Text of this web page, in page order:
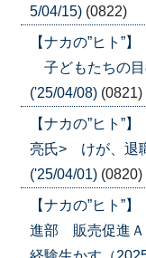
5/04/15) (0822)
【ナカの”ヒト
子どもたちの目
('25/04/08) (0821)
【ナカの”ヒト
亮氏> けが、退
('25/04/01) (0820)
【ナカの”ヒト
進部 販売促進